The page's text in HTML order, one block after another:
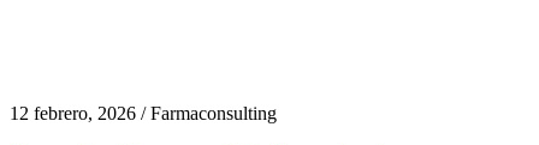
12 febrero, 2026 / Farmaconsulting